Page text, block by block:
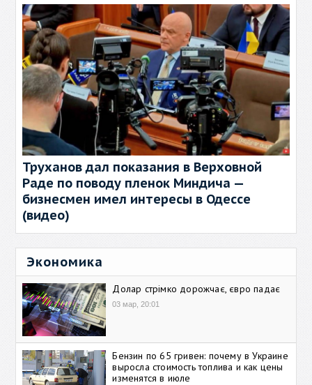
Труханов дал показания в Верховной
Раде по поводу пленок Миндича —
бизнесмен имел интересы в Одессе
(видео)
Экономика
Долар стрімко дорожчає, євро падає
03 мар, 20:01
Бензин по 65 гривен: почему в Украине
выросла стоимость топлива и как цены
изменятся в июле